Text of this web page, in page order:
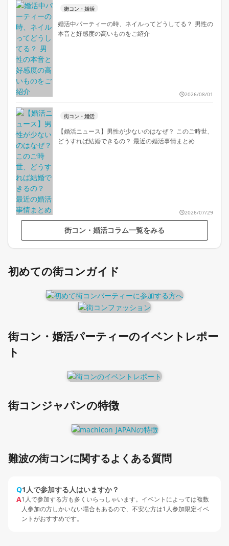
街コン・婚活
婚活中パーティーの時、ネイルってどうしてる？ 男性の
本音と好感度の高いものをご紹介
2026/08/01
街コン・婚活
【婚活ニュース】男性が少ないのはなぜ？ このご時世、
どうすれば結婚できるの？ 最近の婚活事情まとめ
2026/07/29
街コン・婚活コラム一覧をみる
初めての街コンガイド
街コン・婚活パーティーのイベントレポー
ト
街コンジャパンの特徴
難波の街コンに関するよくある質問
Q1人で参加する人はいますか？
A1人で参加する方も多くいらっしゃいます。イベントによっては複数
人参加の方しかいない場合もあるので、不安な方は1人参加限定イベ
ントがおすすめです。